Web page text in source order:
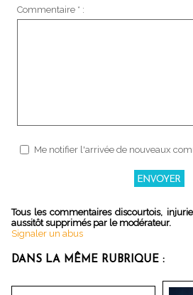
Commentaire * :
Me notifier l'arrivée de nouveaux
Tous les commentaires discourtois,
aussitôt supprimés par le modérateur.
Signaler un abus
DANS LA MÊME RUBRIQUE :